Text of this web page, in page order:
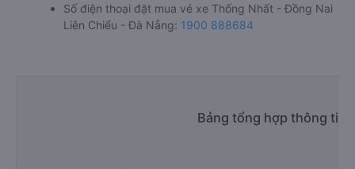
Số điện thoại đặt mua vé xe Thống Nhất - Đồng Nai
Liên Chiểu - Đà Nẵng: 1900 888684
Bảng tổng hợp thông tin